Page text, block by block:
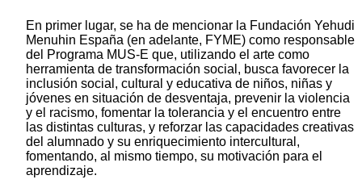
En primer lugar, se ha de mencionar la Fundación Yehudi
Menuhin España (en adelante, FYME) como responsable
del Programa MUS-E que, utilizando el arte como
herramienta de transformación social, busca favorecer la
inclusión social, cultural y educativa de niños, niñas y
jóvenes en situación de desventaja, prevenir la violencia
y el racismo, fomentar la tolerancia y el encuentro entre
las distintas culturas, y reforzar las capacidades creativas
del alumnado y su enriquecimiento intercultural,
fomentando, al mismo tiempo, su motivación para el
aprendizaje.